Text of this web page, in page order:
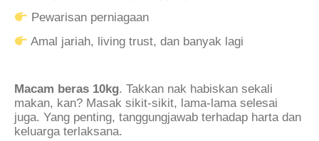
Pewarisan perniagaan
Amal jariah, living trust, dan banyak lagi
Macam beras 10kg. Takkan nak habiskan sekali
makan, kan? Masak sikit-sikit, lama-lama selesai
juga. Yang penting, tanggungjawab terhadap harta dan
keluarga terlaksana.